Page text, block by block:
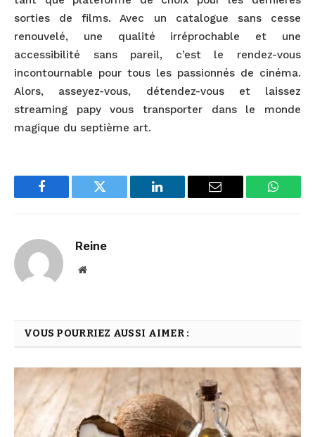
sorties de films. Avec un catalogue sans cesse
renouvelé, une qualité irréprochable et une
accessibilité sans pareil, c’est le rendez-vous
incontournable pour tous les passionnés de cinéma.
Alors, asseyez-vous, détendez-vous et laissez
streaming papy vous transporter dans le monde
magique du septième art.
Facebook Twitter LinkedIn Email
Reine
Website
VOUS POURRIEZ AUSSI AIMER :